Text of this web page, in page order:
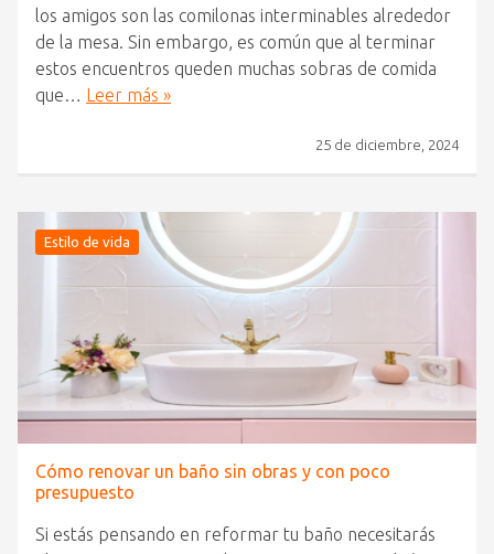
los amigos son las comilonas interminables alrededor
de la mesa. Sin embargo, es común que al terminar
estos encuentros queden muchas sobras de comida
que… Leer más »
25 de diciembre, 2024
Estilo de vida
Cómo renovar un baño sin obras y con poco
presupuesto
Si estás pensando en reformar tu baño necesitarás